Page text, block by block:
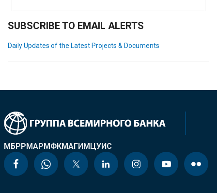
SUBSCRIBE TO EMAIL ALERTS
Daily Updates of the Latest Projects & Documents
МБРРМАРМФКМАГИМЦУИС